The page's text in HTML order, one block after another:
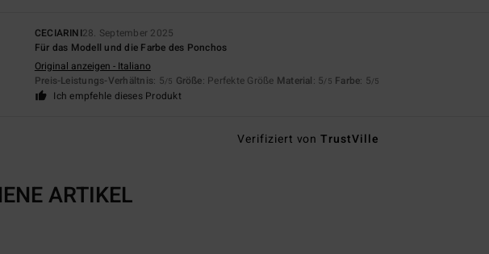
CECIARINI28. September 2025
Für das Modell und die Farbe des Ponchos
Original anzeigen - Italiano
Preis-Leistungs-Verhältnis: 5/5 Größe: Perfekte Größe Material: 5/5 Farbe: 5/5
Ich empfehle dieses Produkt
Verifiziert vonTrustVille
ARTIKEL